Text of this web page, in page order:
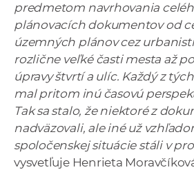
predmetom navrhovania
plánovacích dokumentov od
územných plánov cez
rozlične veľké časti mesta až
úpravy štvrtí a ulíc. Každý z
mal pritom inú časovú
Tak sa stalo, že niektoré z
nadväzovali, ale iné už
spoločenskej situácie stáli v
vysvetľuje Henrieta